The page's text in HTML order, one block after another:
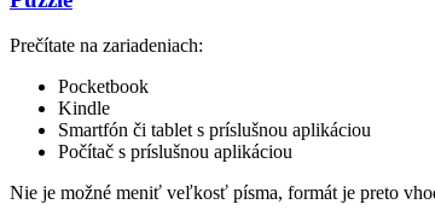
Prečítate na zariadeniach:
Pocketbook
Kindle
Smartfón či tablet s príslušnou aplikáciou
Počítač s príslušnou aplikáciou
Nie je možné meniť veľkosť písma, formát je preto